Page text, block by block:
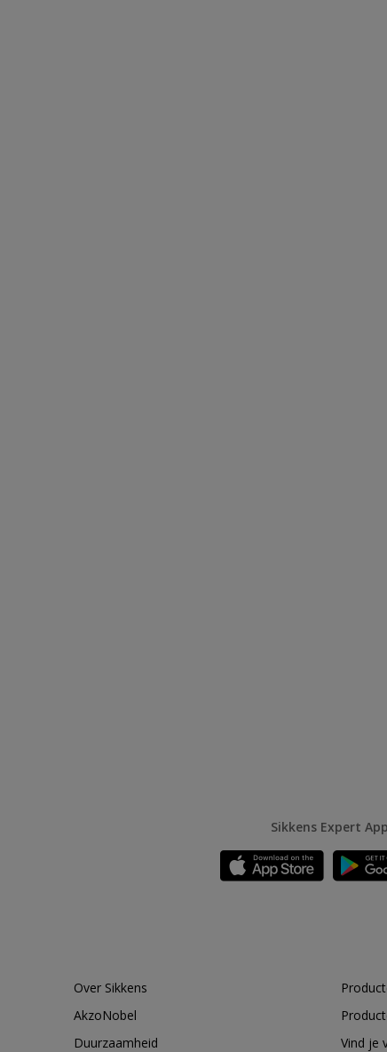
Sikkens Expert App
Over Sikkens
AkzoNobel
Duurzaamheid
Vind je